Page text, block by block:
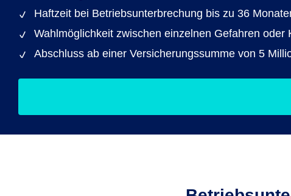
Haftzeit bei Betriebs­unterbrechung bis zu 36
Wahlmöglichkeit zwischen einzelnen Gefahren oder
Abschluss ab einer Versicherungssumme von 5